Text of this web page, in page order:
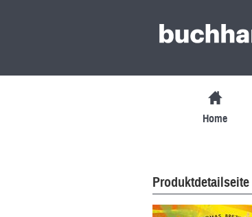
Home
Produktdetailseite